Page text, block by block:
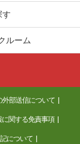
す
ルーム
外部送信について
関する免責事項
について